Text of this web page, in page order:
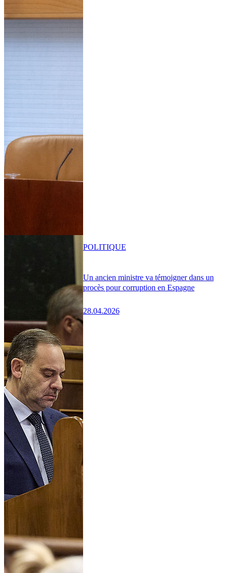
Un ancien ministre va témoigner dans un
procès pour corruption en Espagne
28.04.2026
POLITIQUE